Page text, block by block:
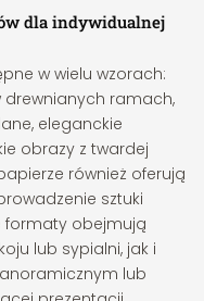
dla indywidualnej
w wielu wzorach:
drewnianych ramach,
eleganckie
obrazy z twardej
również oferują
sztuki
formaty obejmują
lub sypialni, jak i
lub